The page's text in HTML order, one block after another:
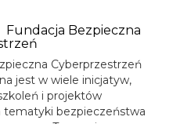
Fundacja Bezpieczna
Cyberprzestrzeń
jest w wiele inicjatyw,
i projektów
tematyki bezpieczeństwa